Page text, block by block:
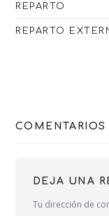
REPARTO
REPARTO
COMENTARIOS
DEJA UNA
Tu dirección de